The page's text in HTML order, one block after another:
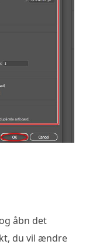
åbn det
du vil ændre